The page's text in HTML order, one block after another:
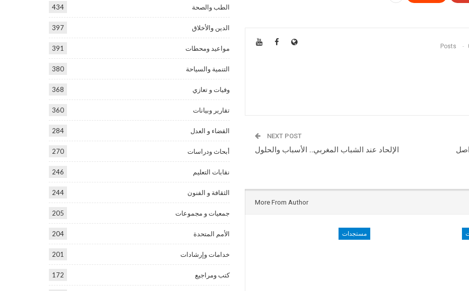
NEXT POST
الإلحاد عند الشباب المغربي.. الأسباب والحلول
More From Author
مستجدات
الطب والصحة 434
الدين والأخلاق 397
مواعيد ومحطات 391
التنمية والسياحة 380
وفيات و تعازي 368
تقارير وبيانات 360
القضاء و العدل 284
أبحاث ودراسات 270
نقابات التعليم 246
الثقافة و الفنون 244
جمعيات و مجموعات 205
الأمم المتحدة 204
خدامات وإرشادات 201
كتب ومراجيع 172